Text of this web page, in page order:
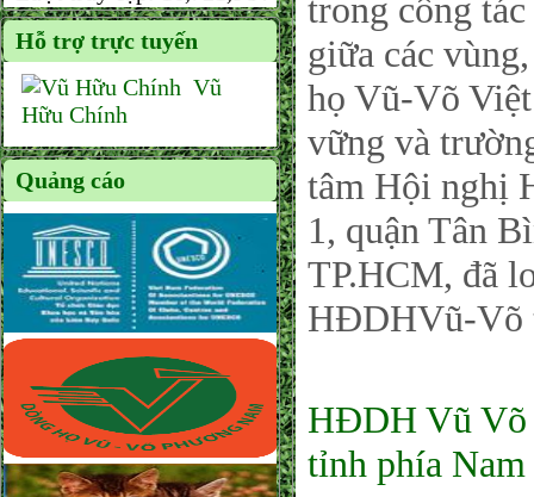
Hỗ trợ trực tuyến
Vũ
Hữu Chính
Quảng cáo
trong công
giữa các
họ Vũ-Võ
vững và
tâm Hội nghị
1, quận Tân
TP.HCM, đã
HĐDHVũ-Võ
HĐDH Vũ Võ
tỉnh phía Nam